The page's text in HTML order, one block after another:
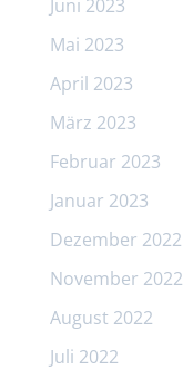
Juni 2023
Mai 2023
April 2023
März 2023
Februar 2023
Januar 2023
Dezember 2022
November 2022
August 2022
Juli 2022